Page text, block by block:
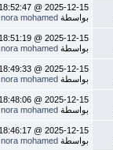
2025-12-15 @ 18:52:47
بواسطة nora mohamed
2025-12-15 @ 18:51:19
بواسطة nora mohamed
2025-12-15 @ 18:49:33
بواسطة nora mohamed
2025-12-15 @ 18:48:06
بواسطة nora mohamed
2025-12-15 @ 18:46:17
بواسطة nora mohamed